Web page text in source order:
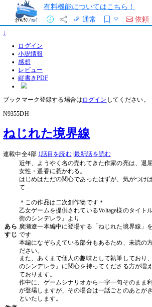
有料機能についてはこちら！
通常
依頼